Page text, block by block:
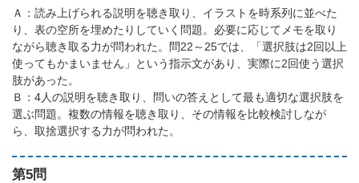
Ａ：読み上げられる説明を聴き取り、イラストを時系列に並べた
り、表の空所を埋めたりしていく問題。必要に応じてメモを取り
ながら聴き取る力が問われた。問22～25では、「選択肢は2回以上
使ってもかまいません」という指示文があり、実際に2回使う選択
肢があった。
Ｂ：4人の説明を聴き取り、問いの答えとして最も適切な選択肢を
選ぶ問題。複数の情報を聴き取り、その情報を比較検討しなが
ら、取捨選択する力が問われた。
第5問